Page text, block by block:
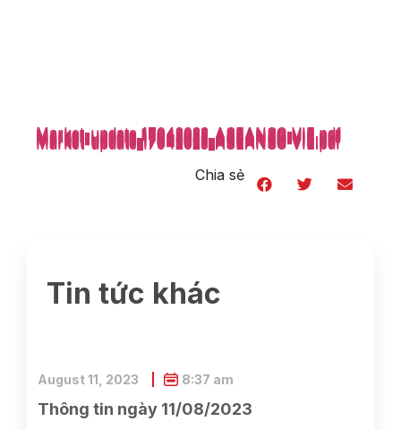
Market-update_17042023_ASEANSC-VIE.pdf
Market-update_17042023_ASEANSC-VIE.pdf
Market-update_17042023_ASEANSC-VIE.pdf
Market-update_17042023_ASEANSC-VIE.pdf
Market-update_17042023_ASEANSC-VIE.pdf
Market-update_17042023_ASEANSC-VIE.pdf
Market-update_17042023_ASEANSC-VIE.pdf
Market-update_17042023_ASEANSC-VIE.pdf
Market-update_17042023_ASEANSC-VIE.pdf
Market-update_17042023_ASEANSC-VIE.pdf
Market-update_17042023_ASEANSC-VIE.pdf
Market-update_17042023_ASEANSC-VIE.pdf
Market-update_17042023_ASEANSC-VIE.pdf
Market-update_17042023_ASEANSC-VIE.pdf
Chia sẻ
Tin tức khác
Thông tin ngày 11/08/2023
August 11, 2023 8:37 am